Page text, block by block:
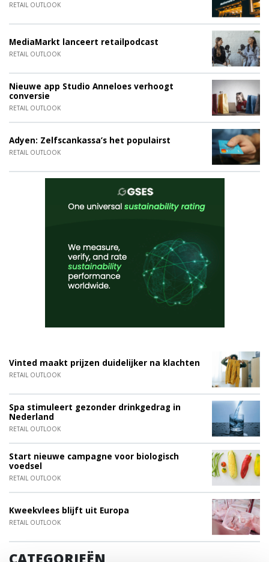
RETAIL OUTLOOK
MediaMarkt lanceert retailpodcast
RETAIL OUTLOOK
Nieuwe app Studio Anneloes verhoogt
conversie
RETAIL OUTLOOK
Adyen: Zelfscankassa’s het populairst
RETAIL OUTLOOK
Vinted maakt prijzen duidelijker na klachten
RETAIL OUTLOOK
Spa stimuleert gezonder drinkgedrag in
Nederland
RETAIL OUTLOOK
Start nieuwe campagne voor biologisch
voedsel
RETAIL OUTLOOK
Kweekvlees blijft uit Europa
RETAIL OUTLOOK